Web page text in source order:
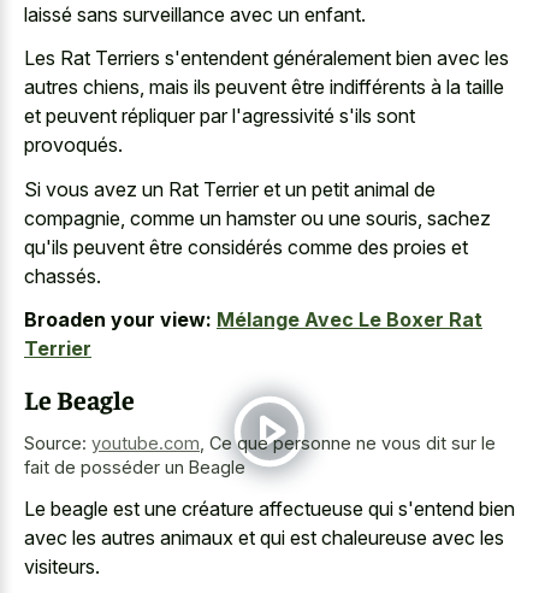
laissé sans surveillance avec un enfant.
Les Rat Terriers s'entendent généralement bien avec les
autres chiens, mais ils peuvent être indifférents à la taille
et peuvent répliquer par l'agressivité s'ils sont
provoqués.
Si vous avez un Rat Terrier et un petit animal de
compagnie, comme un hamster ou une souris, sachez
qu'ils peuvent être considérés comme des proies et
chassés.
Broaden your view: Mélange Avec Le Boxer Rat
Terrier
Le Beagle
Source: youtube.com Ce que personne ne vous dit sur le
fait de posséder un Beagle
Le beagle est une créature affectueuse qui s'entend bien
avec les autres animaux et qui est chaleureuse avec les
visiteurs.